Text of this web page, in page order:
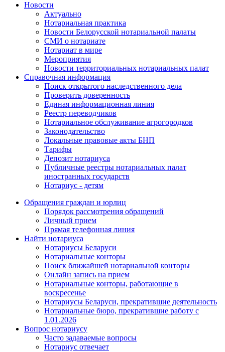
Новости
Актуально
Нотариальная практика
Новости Белорусской нотариальной палаты
СМИ о нотариате
Нотариат в мире
Мероприятия
Новости территориальных нотариальных палат
Справочная информация
Поиск открытого наследственного дела
Проверить доверенность
Единая информационная линия
Реестр переводчиков
Нотариальное обслуживание агрогородков
Законодательство
Локальные правовые акты БНП
Тарифы
Депозит нотариуса
Публичные реестры нотариальных палат
иностранных государств
Нотариус - детям
Обращения граждан и юрлиц
Порядок рассмотрения обращений
Личный прием
Прямая телефонная линия
Найти нотариуса
Нотариусы Беларуси
Нотариальные конторы
Поиск ближайшей нотариальной конторы
Онлайн запись на прием
Нотариальные конторы, работающие в
воскресенье
Нотариусы Беларуси, прекратившие деятельность
Нотариальные бюро, прекратившие работу с
1.01.2026
Вопрос нотариусу
Часто задаваемые вопросы
Нотариус отвечает